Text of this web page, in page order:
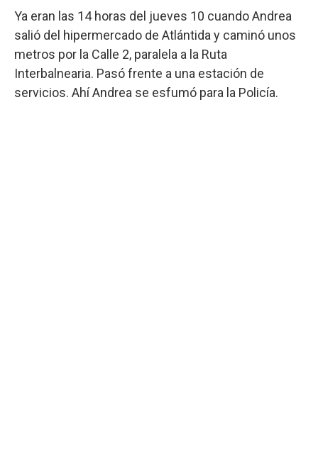
Ya eran las 14 horas del jueves 10 cuando Andrea
salió del hipermercado de Atlántida y caminó unos
metros por la Calle 2, paralela a la Ruta
Interbalnearia. Pasó frente a una estación de
servicios. Ahí Andrea se esfumó para la Policía.